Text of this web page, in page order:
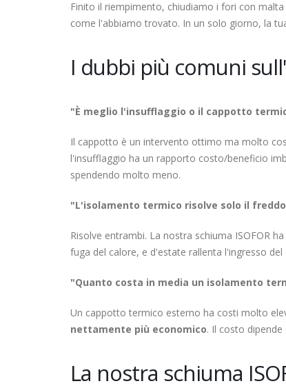
Finito il riempimento, chiudiamo i fori con
come l'abbiamo trovato. In un solo giorno, la
I dubbi più comuni
"È meglio l'insufflaggio o il cappotto
Il cappotto è un intervento ottimo ma molto
l'insufflaggio ha un rapporto costo/beneficio
spendendo molto meno.
"L'isolamento termico risolve solo il
Risolve entrambi. La nostra schiuma ISOFOR
fuga del calore, e d'estate rallenta l'ingresso
"Quanto costa in media un isolamento
Un cappotto termico esterno ha costi molto
nettamente più economico. Il costo
La nostra schiuma